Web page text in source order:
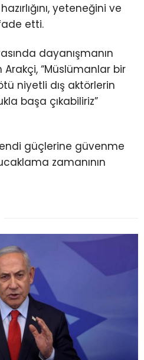
yeteneğini ve
etti.
dayanışmanın
“Müslümanlar bir
niyetli dış aktörlerin
başa çıkabiliriz”
güçlerine güvenme
zamanının